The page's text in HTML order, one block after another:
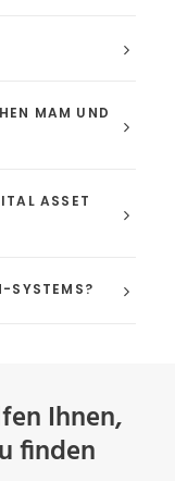
MAM UND
ASSET
SYSTEMS?
Ihnen,
finden